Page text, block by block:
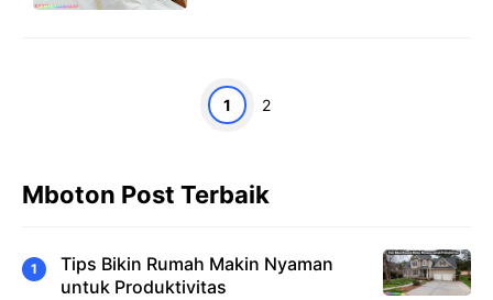
Halaman
1 Halaman
2
Mboton Post Terbaik
Tips Bikin Rumah Makin Nyaman
untuk Produktivitas